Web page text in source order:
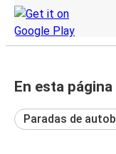
En esta página
Paradas de